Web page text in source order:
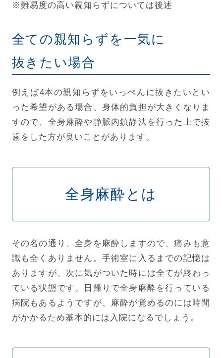
※難易度の高い親知らずについては後述
全ての親知らずを一気に
抜きたい場合
例えば4本の親知らずをいっぺんに抜きたいとい
った希望がある場合、身体的負担が大きくなりま
すので、全身麻酔や静脈内鎮静法を行った上で抜
歯をした方が良いことがあります。
全身麻酔とは
その名の通り、全身を麻酔しますので、痛みも意
識も全くありません。手術室に入るまでの記憶は
ありますが、次に気がついた時には全てが終わっ
ている状態です。日帰りで全身麻酔を行っている
病院もあるようですが、麻酔が覚めるのには時間
がかかるため基本的には入院になるでしょう。